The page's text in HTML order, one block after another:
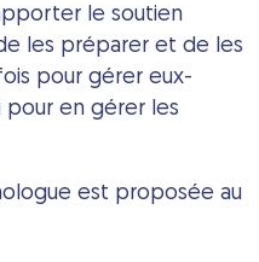
le soutien
les préparer et de les
pour gérer eux-
pour en gérer les
est proposée au